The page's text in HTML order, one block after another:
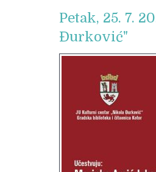
Petak, 25. 7.
Đurković"